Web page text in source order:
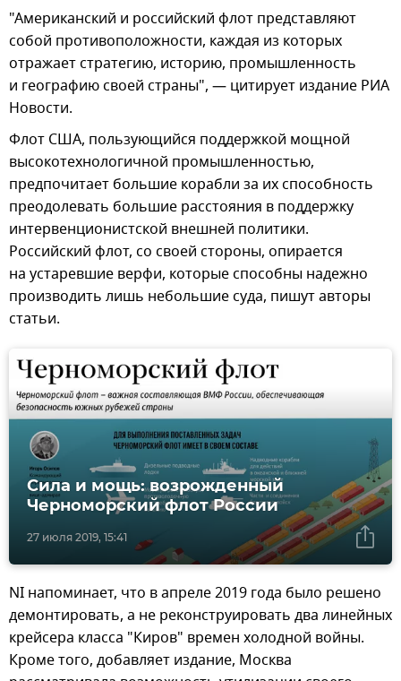
"Американский и российский флот представляют
собой противоположности, каждая из которых
отражает стратегию, историю, промышленность
и географию своей страны", — цитирует издание РИА
Новости.
Флот США, пользующийся поддержкой мощной
высокотехнологичной промышленностью,
предпочитает большие корабли за их способность
преодолевать большие расстояния в поддержку
интервенционистской внешней политики.
Российский флот, со своей стороны, опирается
на устаревшие верфи, которые способны надежно
производить лишь небольшие суда, пишут авторы
статьи.
27 июля 2019, 15:41
Сила и мощь: возрожденный
Черноморский флот России
NI напоминает, что в апреле 2019 года было решено
демонтировать, а не реконструировать два линейных
крейсера класса "Киров" времен холодной войны.
Кроме того, добавляет издание, Москва